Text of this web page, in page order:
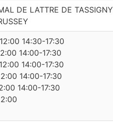
DE LATTRE DE TASSIGNY
14:30-17:30
14:00-17:30
14:00-17:30
14:00-17:30
14:00-17:30